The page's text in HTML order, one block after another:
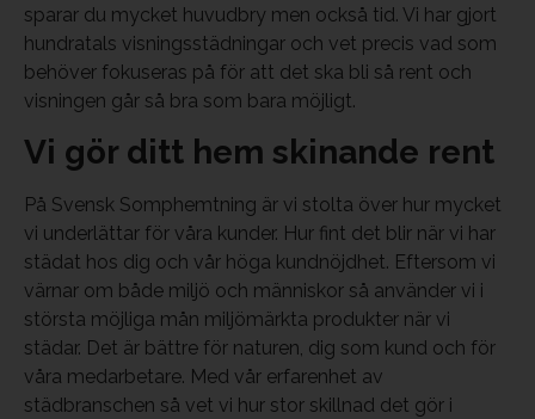
sparar du mycket huvudbry men också tid. Vi har gjort
hundratals visningsstädningar och vet precis vad som
behöver fokuseras på för att det ska bli så rent och
visningen går så bra som bara möjligt.
Vi gör ditt hem skinande rent
På Svensk Somphemtning är vi stolta över hur mycket
vi underlättar för våra kunder. Hur fint det blir när vi har
städat hos dig och vår höga kundnöjdhet. Eftersom vi
värnar om både miljö och människor så använder vi i
största möjliga mån miljömärkta produkter när vi
städar. Det är bättre för naturen, dig som kund och för
våra medarbetare. Med vår erfarenhet av
städbranschen så vet vi hur stor skillnad det gör i